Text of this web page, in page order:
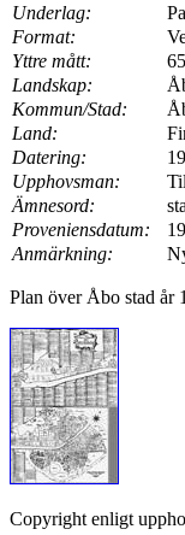
Underlag:
Format:
Yttre mått:
Landskap:
Kommun/Stad:
Land:
Datering:
Upphovsman:
Ämnesord:
Proveniensdatum:
Anmärkning:
Plan över Åbo stad år
Copyright enligt